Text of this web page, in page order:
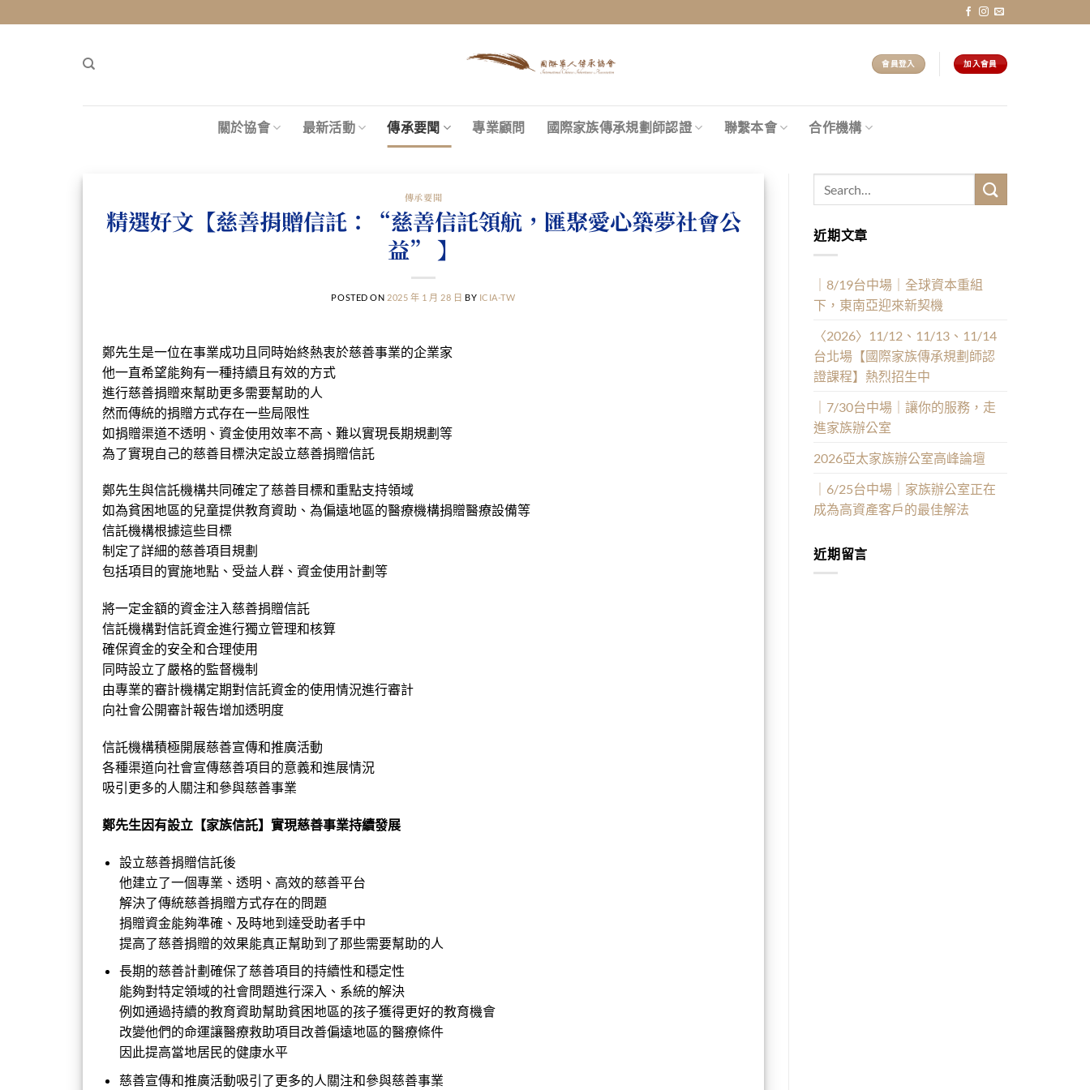
to
會員登入 加入會員
關於協會 最新活動 傳承要聞 專業顧問 國際家族傳承規劃師認證 聯繫本會 合作機構
傳承要聞
精選好文【慈善捐贈信託：“慈善信託領航，匯聚愛心築夢社會公
益” 】
POSTED ON 2025 年 1 月 28 日 BY ICIA-TW
鄭先生是一位在事業成功且同時始終熱衷於慈善事業的企業家
他一直希望能夠有一種持續且有效的方式
進行慈善捐贈來幫助更多需要幫助的人
然而傳統的捐贈方式存在一些局限性
如捐贈渠道不透明、資金使用效率不高、難以實現長期規劃等
為了實現自己的慈善目標決定設立慈善捐贈信託
鄭先生與信託機構共同確定了慈善目標和重點支持領域
如為貧困地區的兒童提供教育資助、為偏遠地區的醫療機構捐贈醫療設備等
信託機構根據這些目標
制定了詳細的慈善項目規劃
包括項目的實施地點、受益人群、資金使用計劃等
將一定金額的資金注入慈善捐贈信託
信託機構對信託資金進行獨立管理和核算
確保資金的安全和合理使用
同時設立了嚴格的監督機制
由專業的審計機構定期對信託資金的使用情況進行審計
向社會公開審計報告增加透明度
信託機構積極開展慈善宣傳和推廣活動
各種渠道向社會宣傳慈善項目的意義和進展情況
吸引更多的人關注和參與慈善事業
鄭先生因有設立【家族信託】實現慈善事業持續發展
設立慈善捐贈信託後
他建立了一個專業、透明、高效的慈善平台
解決了傳統慈善捐贈方式存在的問題
捐贈資金能夠準確、及時地到達受助者手中
提高了慈善捐贈的效果能真正幫助到了那些需要幫助的人
長期的慈善計劃確保了慈善項目的持續性和穩定性
能夠對特定領域的社會問題進行深入、系統的解決
例如通過持續的教育資助幫助貧困地區的孩子獲得更好的教育機會
改變他們的命運讓醫療救助項目 改善偏遠地區的醫療條件
因此提高當地居民的健康水平
慈善宣傳和推廣活動吸引了更多的人關注和參與慈善事業
近期文章
｜8/19台中場｜全球資本重組
下，東南亞迎來新契機
〈2026〉11/12、11/13、11/14
台北場【國際家族傳承規劃師認
證課程】熱烈招生中
｜7/30台中場｜讓你的服務，走
進家族辦公室
2026亞太家族辦公室高峰論壇
｜6/25台中場｜家族辦公室正在
成為高資產客戶的最佳解法
近期留言